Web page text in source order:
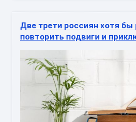
Две трети россиян хотя бы
повторить подвиги и